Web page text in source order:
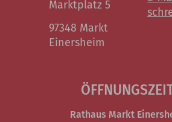
Marktplatz 5
97348 Markt
Einersheim
Rathaus Markt